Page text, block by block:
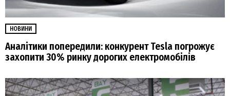
НОВИНИ
Аналітики попередили: конкурент Tesla погрожує
захопити 30% ринку дорогих електромобілів